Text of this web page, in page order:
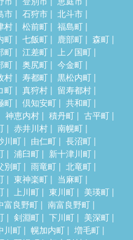
市 石狩市
北斗市
村 松前町
福島町
町 七飯町 鹿部町
森町
町 江差町
上ノ国町
町 奥尻町
今金町
村 寿都町
黒松内町
町 真狩村
留寿都村
町 倶知安町
共和町
神恵内村 積丹町
古平町
赤井川村
南幌町
川町 由仁町
長沼町
浦臼町
新十津川町
別町 雨竜町
北竜町
東神楽町
当麻町
上川町 東川町
美瑛町
富良野町
南富良野町
剣淵町 下川町
美深町
川町 幌加内町
増毛町